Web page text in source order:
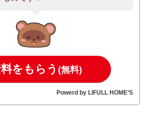
をもらう (無料)
Powerd by LIFULL HOME’S